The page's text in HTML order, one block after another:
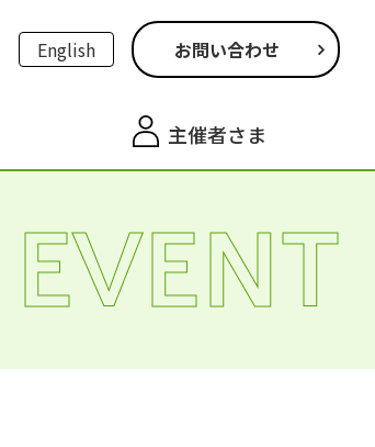
English お問い合わせ
主催者さま
EVENT